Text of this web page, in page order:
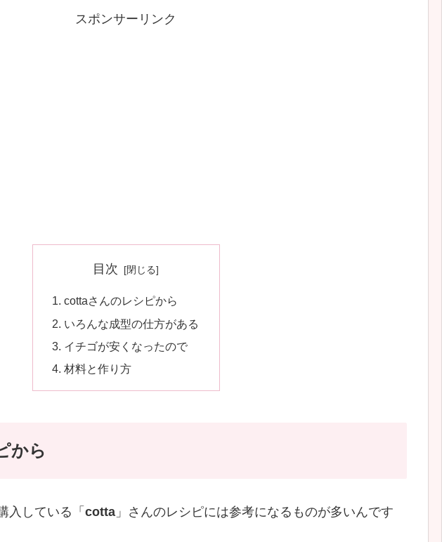
スポンサーリンク
目次
cottaさんのレシピから
いろんな成型の仕方がある
イチゴが安くなったので
材料と作り方
から
入している「 cotta 」さんのレシピには参考になるものが多いんです